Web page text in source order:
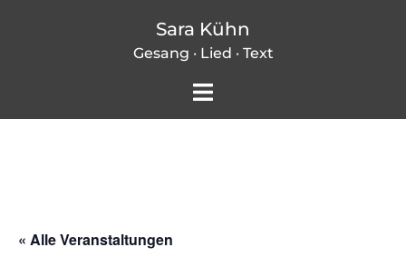
Sara Kühn
Gesang · Lied · Text
Menü
« Alle Veranstaltungen